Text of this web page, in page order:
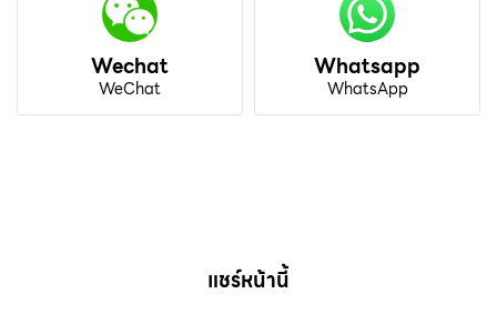
Wechat
WeChat
Whatsapp
WhatsApp
แชร์หน้านี้